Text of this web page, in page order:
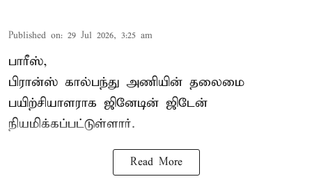
Published on: 29 Jul 2026, 3:25 am
பாரீஸ்,
பிரான்ஸ் கால்பந்து அணியின் தலைமை
பயிற்சியாளராக ஜினேடின் ஜிடேன்
நியமிக்கப்பட்டுள்ளார்.
Read More